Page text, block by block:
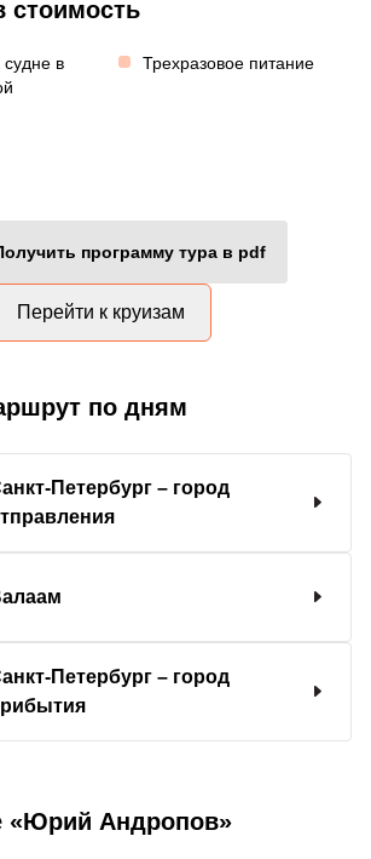
стоимость
в
Трехразовое питание
программу тура в pdf
Перейти к круизам
по дням
Петербург – город
Петербург – город
«Юрий Андропов»